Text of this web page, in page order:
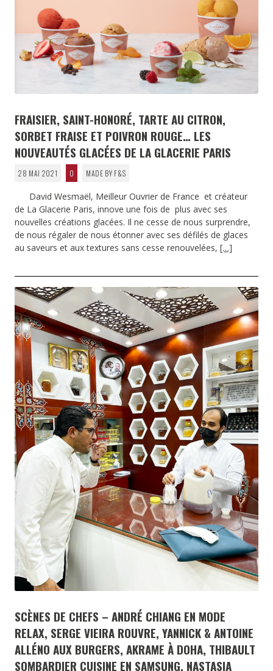
FRAISIER, SAINT-HONORÉ, TARTE AU CITRON,
SORBET FRAISE ET POIVRON ROUGE… LES
NOUVEAUTÉS GLACÉES DE LA GLACERIE PARIS
28 MAI 2021 0 MADE BY F&S
David Wesmaël, Meilleur Ouvrier de France et créateur
de La Glacerie Paris, innove une fois de plus avec ses
nouvelles créations glacées. Il ne cesse de nous surprendre,
de nous régaler de nous étonner avec ses défilés de glaces
au saveurs et aux textures sans cesse renouvelées, […]
SCÈNES DE CHEFS – ANDRÉ CHIANG EN MODE
RELAX, SERGE VIEIRA ROUVRE, YANNICK & ANTOINE
ALLÉNO AUX BURGERS, AKRAME À DOHA, THIBAULT
SOMBARDIER CUISINE EN SAMSUNG, NASTASIA